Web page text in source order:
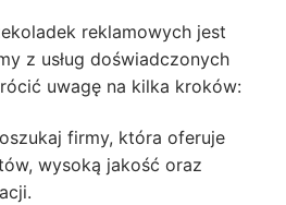
reklamowych jest
z usług doświadczonych
uwagę na kilka kroków:
firmy, która oferuje
wysoką jakość oraz